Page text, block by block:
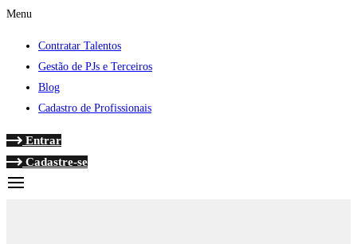
Menu
Contratar Talentos
Gestão de PJs e Terceiros
Blog
Cadastro de Profissionais
Entrar
Cadastre-se